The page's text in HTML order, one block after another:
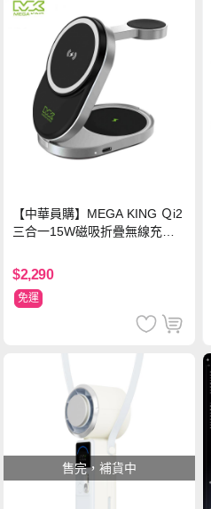
【中華員購】MEGA KING Ｑi2
三合一15W磁吸折疊無線充電
$2,290
免運
售完，補貨中